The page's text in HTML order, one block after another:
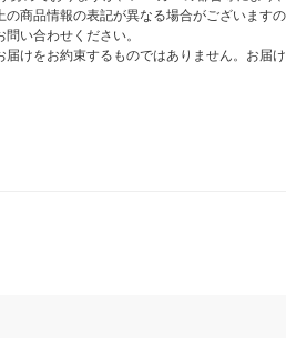
商品情報の表記が異なる場合がございます
い合わせください。
けをお約束するものではありません。お届